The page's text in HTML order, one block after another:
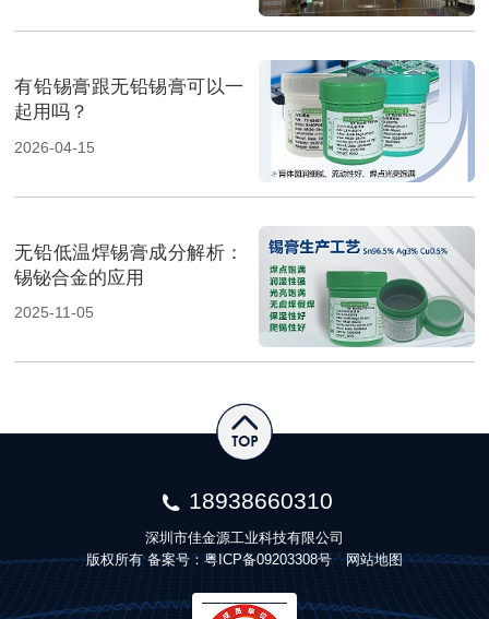
有铅锡膏跟无铅锡膏可以一
起用吗？
2026-04-15
无铅低温焊锡膏成分解析：
锡铋合金的应用
2025-11-05
18938660310
深圳市佳金源工业科技有限公司
版权所有 备案号：粤ICP备09203308号 网站地图